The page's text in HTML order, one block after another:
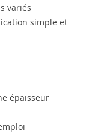
variés
simple et
épaisseur